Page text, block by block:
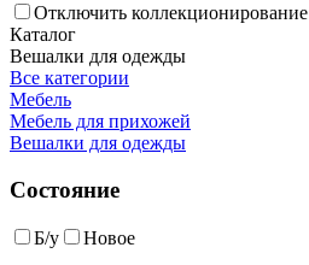
Отключить коллекционирование
Каталог
Вешалки для одежды
Все категории
Мебель
Мебель для прихожей
Вешалки для одежды
Состояние
Б/у Новое